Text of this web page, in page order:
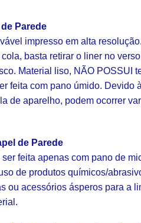
Parede
impresso em alta
basta retirar o liner no
Material liso, NÃO POSSUI
feita com pano úmido. Devido
de aparelho, podem ocorrer
de Parede
feita apenas com pano de
de produtos químicos/
ou acessórios ásperos para a